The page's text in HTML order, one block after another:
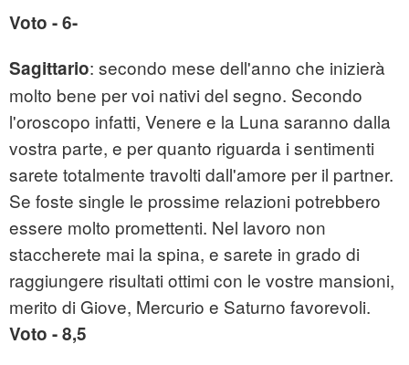
Voto - 6-
Sagittario: secondo mese dell'anno che inizierà
molto bene per voi nativi del segno. Secondo
l'oroscopo infatti, Venere e la Luna saranno dalla
vostra parte, e per quanto riguarda i sentimenti
sarete totalmente travolti dall'amore per il partner.
Se foste single le prossime relazioni potrebbero
essere molto promettenti. Nel lavoro non
staccherete mai la spina, e sarete in grado di
raggiungere risultati ottimi con le vostre mansioni,
merito di Giove, Mercurio e Saturno favorevoli.
Voto - 8,5